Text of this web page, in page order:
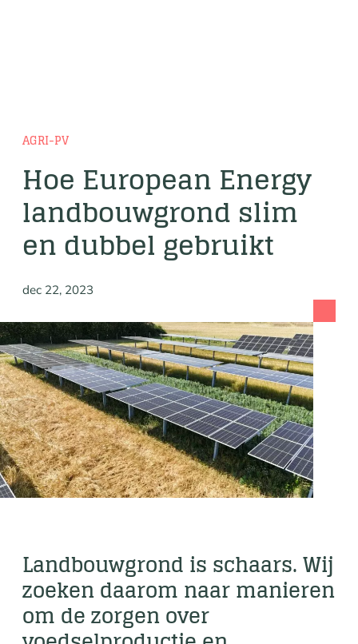
AGRI-PV
Hoe European Energy
landbouwgrond slim
en dubbel gebruikt
dec 22, 2023
Landbouwgrond is schaars. Wij
zoeken daarom naar manieren
om de zorgen over